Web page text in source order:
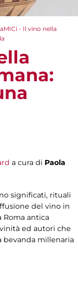
aMICi - Il vino nella
a cura di Paola
significati, rituali
del vino in
Roma antica
ed autori che
bevanda millenaria